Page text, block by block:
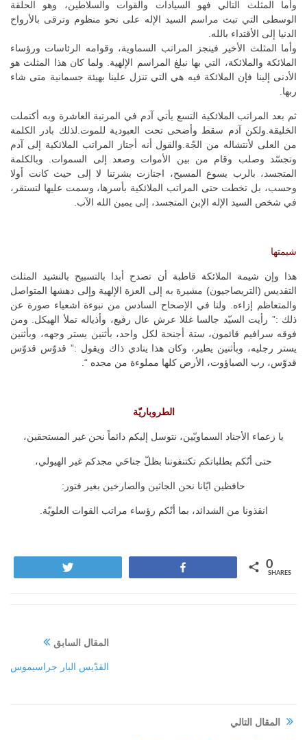
وأما المثلث التالي فهو السيادات والقوات والسلاطين، وهو الحلقة
الوسطى التي تبث مراسم السيد الإله على نحو منظوم وترقى بالأرواح
الدنيا إلى الأقتداء بالله.
وأما المثلث الأخير فينجز المراتب السماوية، وقوامه الرئاسات ورؤساء
الملائكة والملائكة، التي بها نبلغ المراسم الإلهية. ولما كان هذا المثلث هو
الأدنى إلينا فإن الملائكة فيه هي التي تنزل علينا بهيئة جسمانية متى شاء
ربها.
ثم بعد المراتب الملائكية التسع يأتي آدم في المرتبة العاشرة وبه أكتملت
الخليقة.ولكن آدم سقط وأضحى تحت العبودية للموت.لذلك بادر الكلمة
من العلى لأنتشاله من الجّة.والقول أنه أجتاز المراتب الملائكية إلى آدم
وتجسّد وصلب وقام من بين الأموات وصعد إلى السموات. وبالكلمة
المتجسد، بالرب يسوع المسيح، اجتازت بشرتنا لا إلى حيث كانت أولا
وحسب، بل تخطت حتى المراتب الملائكية بأسرها، وسمت عليها لتستقر،
في شخص السيد الإله الإبن المتجسد، إلى يمين الله الآب.
شيمتها
هذا وإن شيمة الملائكة قاطبة أن تصدح أبدا بالتسبيح بالنشيد المثلث
التقديس (التريصاجيون) مشيرة به إلى العزة الإلهية وإلى دهشها المتواصل
والمتعاظم إزاءه. ولنا في الإصحاح السادس من نبوءة اشعياء صورة عن
ذلك :” رأيت السيّد جالسا غللا عرش عال رفيع، وأذياله تملأ الهيكل. ومن
فوقه سرافيم قائمون، ستة أجنحة لكل واحد، بأثنين يستر وجهه، وبأثنين
يستر رجليه، وبأثنين يطير، وكان هذا ينادي ذاك ويقول :” قدوّس قدوّس
قدوّس، رب الصباؤوت، الأرض كلها مملوءة من مجده “.
الطروباريّة
يا زعماء الأجناد السماويّين، نتوسل إليكم دائماً نحن غير المستحقين،
حتى أنّكم بطلباتكم تكتنفوننا بظلّ جناحَي مجدكم غير الهيولي،
حافظين ايّانا نحن الجاثين والصارخين بغير فتور:
انقذونا من الشدائد، بما أنّكم رؤساء مراتب القوات العلويّة.
0
SHARES
المقال السابق
القدّيس البار جراسيموس
المقال التالي